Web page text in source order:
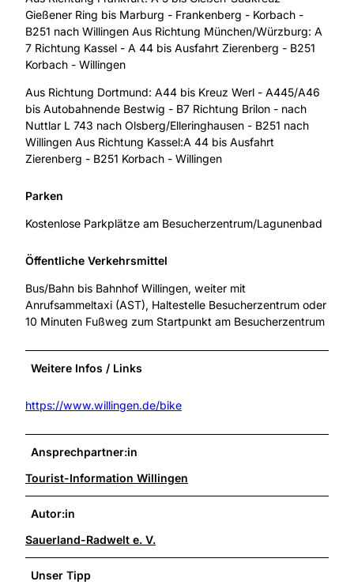
Gießener Ring bis Marburg - Frankenberg - Korbach -
B251 nach Willingen Aus Richtung München/Würzburg: A
7 Richtung Kassel - A 44 bis Ausfahrt Zierenberg - B251
Korbach - Willingen
Aus Richtung Dortmund: A44 bis Kreuz Werl - A445/A46
bis Autobahnende Bestwig - B7 Richtung Brilon - nach
Nuttlar L 743 nach Olsberg/Elleringhausen - B251 nach
Willingen Aus Richtung Kassel:A 44 bis Ausfahrt
Zierenberg - B251 Korbach - Willingen
Parken
Kostenlose Parkplätze am Besucherzentrum/Lagunenbad
Öffentliche Verkehrsmittel
Bus/Bahn bis Bahnhof Willingen, weiter mit
Anrufsammeltaxi (AST), Haltestelle Besucherzentrum oder
10 Minuten Fußweg zum Startpunkt am Besucherzentrum
Weitere Infos / Links
https://www.willingen.de/bike
Ansprechpartner:in
Tourist-Information Willingen
Autor:in
Sauerland-Radwelt e. V.
Unser Tipp